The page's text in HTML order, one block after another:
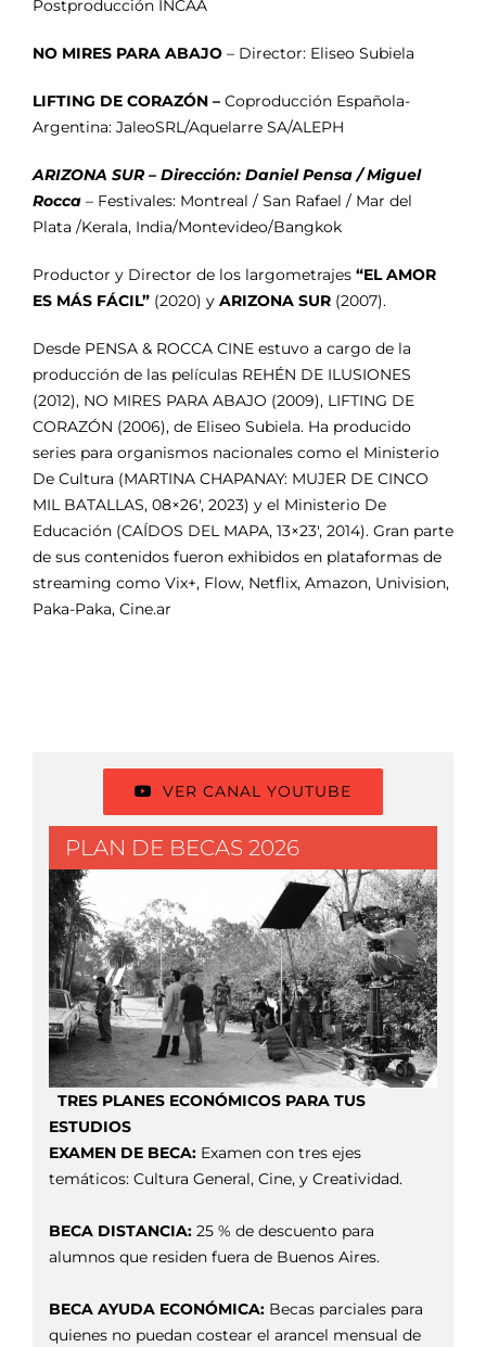
Postproducción INCAA
NO MIRES PARA ABAJO– Director: Eliseo Subiela
LIFTING DE CORAZÓN – Coproducción Española-
Argentina: JaleoSRL/Aquelarre SA/ALEPH
ARIZONA SUR – Dirección: Daniel Pensa / Miguel
Rocca– Festivales: Montreal / San Rafael / Mar del
Plata /Kerala, India/Montevideo/Bangkok
Productor y Director de los largometrajes “EL AMOR
ES MÁS FÁCIL”(2020) y ARIZONA SUR(2007).
Desde PENSA & ROCCA CINE estuvo a cargo de la
producción de las películas REHÉN DE ILUSIONES
(2012), NO MIRES PARA ABAJO (2009), LIFTING DE
CORAZÓN (2006), de Eliseo Subiela. Ha producido
series para organismos nacionales como el Ministerio
De Cultura (MARTINA CHAPANAY: MUJER DE CINCO
MIL BATALLAS, 08×26′, 2023) y el Ministerio De
Educación (CAÍDOS DEL MAPA, 13×23′, 2014). Gran parte
de sus contenidos fueron exhibidos en plataformas de
streaming como Vix+, Flow, Netflix, Amazon, Univision,
Paka-Paka, Cine.ar
VER CANAL YOUTUBE
PLAN DE BECAS 2026
TRES PLANES ECONÓMICOS PARA TUS
ESTUDIOS
EXAMEN DE BECA: Examen con tres ejes
temáticos: Cultura General, Cine, y Creatividad.
BECA DISTANCIA: 25 % de descuento para
alumnos que residen fuera de Buenos Aires.
BECA AYUDA ECONÓMICA: Becas parciales para
quienes no puedan costear el arancel mensual de